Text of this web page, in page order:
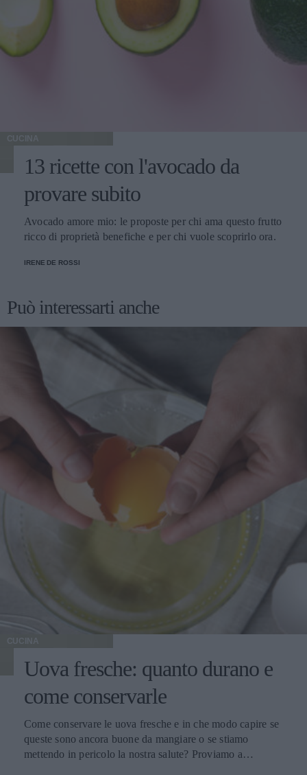
CUCINA
13 ricette con l'avocado da
provare subito
Avocado amore mio: le proposte per chi ama questo frutto
ricco di proprietà benefiche e per chi vuole scoprirlo ora.
IRENE DE ROSSI
Può interessarti anche
CUCINA
Uova fresche: quanto durano e
come conservarle
Come conservare le uova fresche e in che modo capire se
queste sono ancora buone da mangiare o se stiamo
mettendo in pericolo la nostra salute? Proviamo a